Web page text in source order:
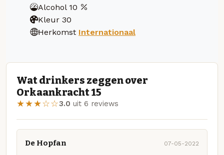
Alcohol 10
Kleur 30
Herkomst Internationaal
Wat drinkers zeggen over
Orkaankracht 15
★★★☆☆3.0 uit 6 reviews
De Hopfan 07-05-2022